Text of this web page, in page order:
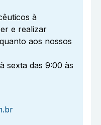
à
e realizar
aos nossos
sexta das 9:00 às